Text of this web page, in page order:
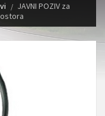
JAVNI POZIV za